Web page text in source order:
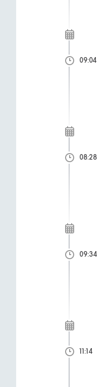
09:04
08:28
09:34
11:14